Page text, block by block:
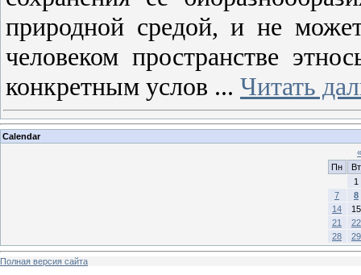
природной средой, и не
человеком пространстве
конкретным услов ... Читать
Calendar
«
Пн
Вт
1
7
8
14
15
21
22
28
29
Полная версия сайта